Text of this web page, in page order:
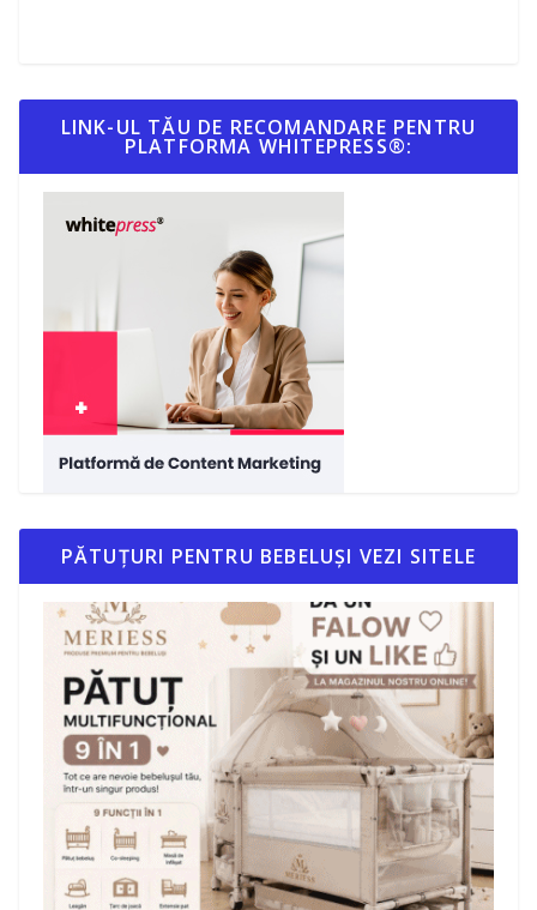
LINK-UL TĂU DE RECOMANDARE PENTRU
PLATFORMA WHITEPRESS®:
PĂTUȚURI PENTRU BEBELUȘI VEZI SITELE